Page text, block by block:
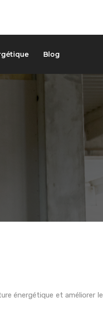
Blog
énergétique et améliorer le